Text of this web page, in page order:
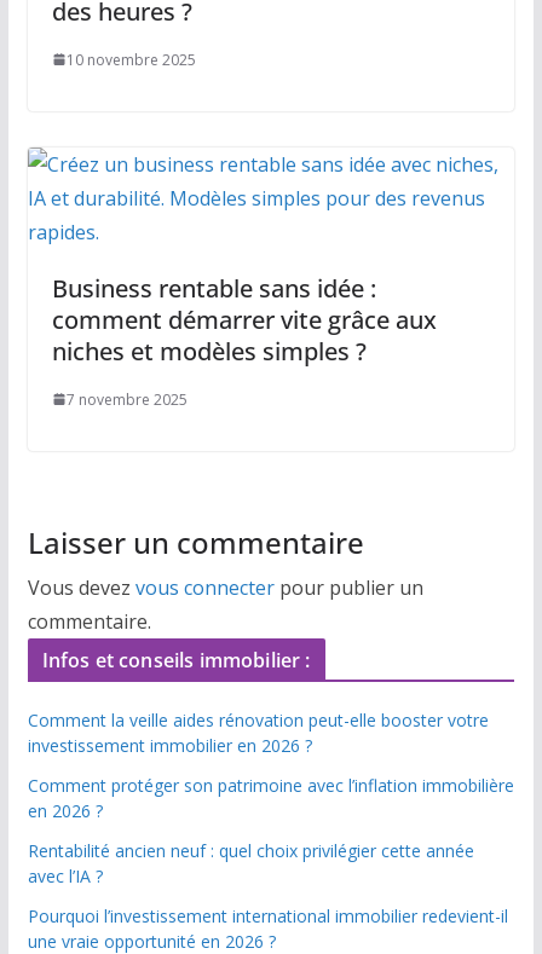
des heures ?
10 novembre 2025
Business rentable sans idée :
comment démarrer vite grâce aux
niches et modèles simples ?
7 novembre 2025
Laisser un commentaire
Vous devez vous connecterpour publier un
commentaire.
Infos et conseils immobilier :
Comment la veille aides rénovation peut-elle booster votre
investissement immobilier en 2026 ?
Comment protéger son patrimoine avec l’inflation immobilière
en 2026 ?
Rentabilité ancien neuf : quel choix privilégier cette année
avec l’IA ?
Pourquoi l’investissement international immobilier redevient-il
une vraie opportunité en 2026 ?